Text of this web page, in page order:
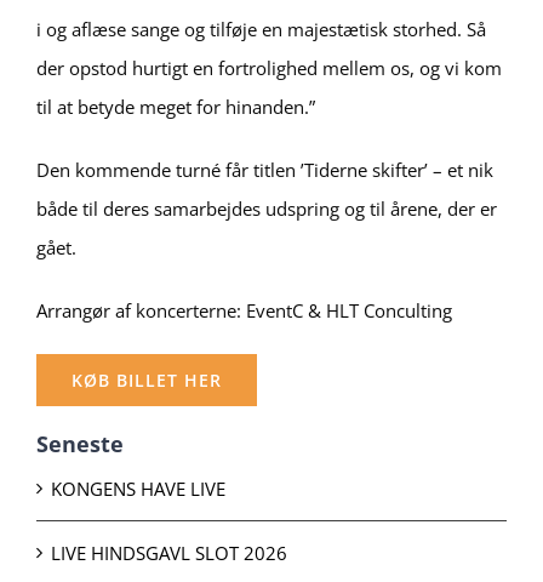
i og aflæse sange og tilføje en majestætisk storhed. Så
der opstod hurtigt en fortrolighed mellem os, og vi kom
til at betyde meget for hinanden.”
Den kommende turné får titlen ’Tiderne skifter’ – et nik
både til deres samarbejdes udspring og til årene, der er
gået.
Arrangør af koncerterne: EventC & HLT Conculting
KØB BILLET HER
Seneste
KONGENS HAVE LIVE
LIVE HINDSGAVL SLOT 2026